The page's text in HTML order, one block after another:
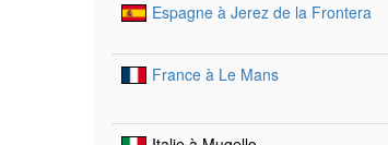
Espagne à Jerez de la Frontera
France à Le Mans